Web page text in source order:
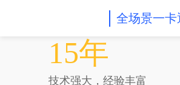
全场景一
15年
技术强大，经验丰富